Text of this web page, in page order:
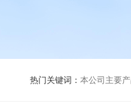
热门关键词： 本公司主要产品为石